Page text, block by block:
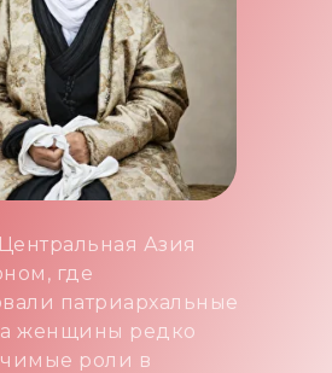
Азия
где
патриархальные
женщины редко
роли в